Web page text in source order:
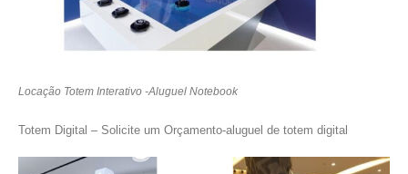
Locação Totem Interativo -Aluguel Notebook
Totem Digital – Solicite um Orçamento-aluguel de totem digital